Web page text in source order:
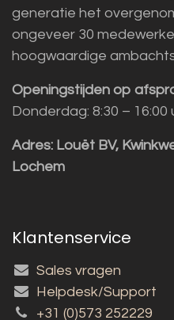
generatie het
ongeveer 30
hoogwaardige
Openingstijden op
Donderdag: 8:30 – 16:00
Adres: Louët BV,
Lochem
Klantenservice
Sales vragen
Helpdesk/Support
+31 (0)573 252229